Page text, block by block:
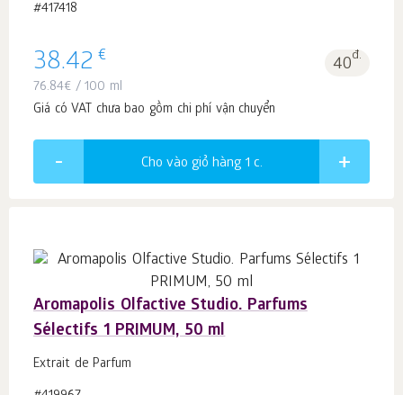
#417418
38.42 € 40đ.
76.84€ / 100 ml
Giá có VAT chưa bao gồm chi phí vận chuyển
Cho vào giỏ hàng 1 c.
Aromapolis Olfactive Studio. Parfums
Sélectifs 1 PRIMUM, 50 ml
Extrait de Parfum